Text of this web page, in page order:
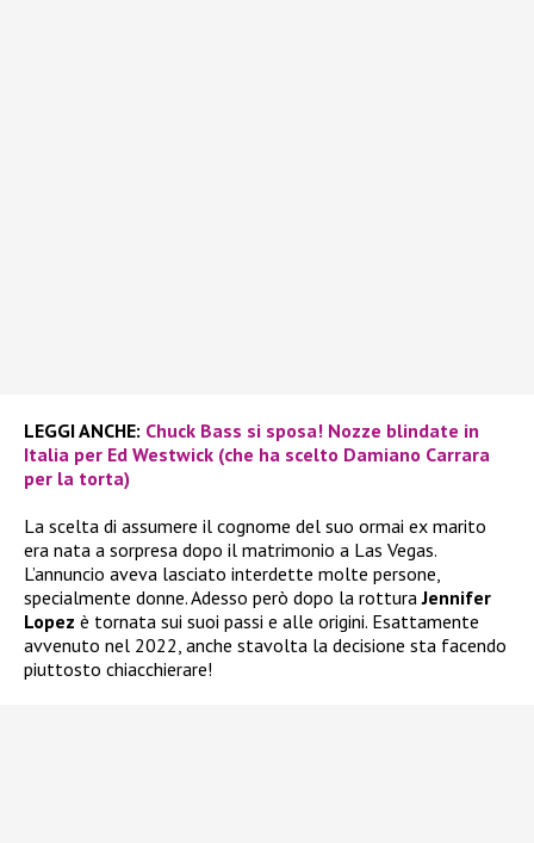
LEGGI ANCHE: Chuck Bass si sposa! Nozze blindate in
Italia per Ed Westwick (che ha scelto Damiano Carrara
per la torta)
La scelta di assumere il cognome del suo ormai ex marito
era nata a sorpresa dopo il matrimonio a Las Vegas.
L’annuncio aveva lasciato interdette molte persone,
specialmente donne. Adesso però dopo la rotturaJennifer
Lopez è tornata sui suoi passi e alle origini. Esattamente
avvenuto nel 2022, anche stavolta la decisione sta facendo
piuttosto chiacchierare!